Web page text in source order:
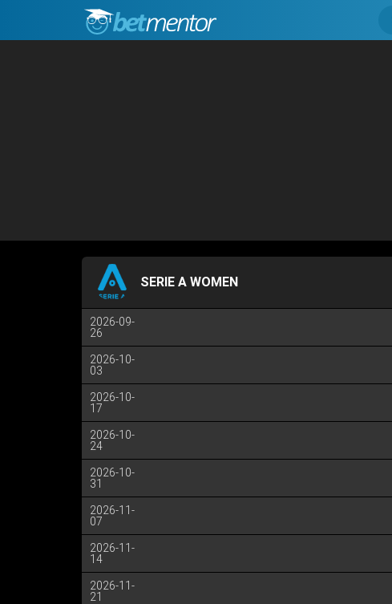
SERIE A WOMEN
2026-09-
26
2026-10-
03
2026-10-
17
2026-10-
24
2026-10-
31
2026-11-
07
2026-11-
14
2026-11-
21